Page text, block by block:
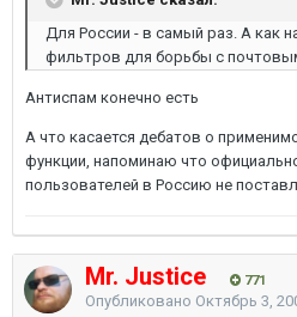
Для России - в самый раз. А как
фильтров для борьбы с
Антиспам конечно есть
А что касается дебатов о
функции, напоминаю что
пользователей в Россию не
Mr. Justice 771
Опубликовано Октябрь 3,